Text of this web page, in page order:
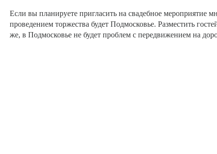
Если вы планируете пригласить на свадебное мероприятие
проведением торжества будет Подмосковье. Разместить
же, в Подмосковье не будет проблем с передвижением на